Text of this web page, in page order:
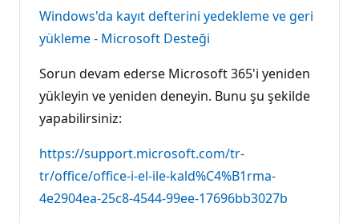
Windows'da kayıt defterini yedekleme ve geri
yükleme - Microsoft Desteği
Sorun devam ederse Microsoft 365'i yeniden
yükleyin ve yeniden deneyin. Bunu şu şekilde
yapabilirsiniz:
https://support.microsoft.com/tr-
tr/office/office-i-el-ile-kald%C4%B1rma-
4e2904ea-25c8-4544-99ee-17696bb3027b